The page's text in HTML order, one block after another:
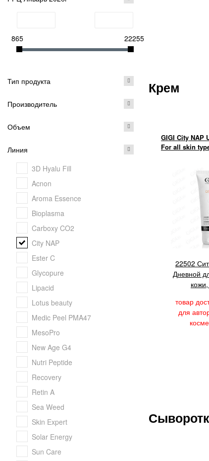
865 22255
Тип продукта
Производитель
Объем
Линия
3D Hyalu Fill
Acnon
Aroma Essence
Bioplasma
Carboxy CO2
City NAP
Ester C
Glycopure
Lipacid
Lotus beauty
Medic Peel PMA47
MesoPro
New Age G4
Nutri Peptide
Recovery
Retin A
Sea Weed
Skin Expert
Solar Energy
Sun Care
Крем
GIGI City NAP
For all skin
22502
Дневной
товар
для